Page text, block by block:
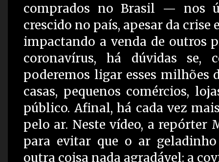
comprados no Brasil — nos
crescido no país, apesar da
impactando a venda de outros
coronavírus, há dúvidas
poderemos ligar esses milhões
casas, pequenos comércios,
público. Afinal, há cada vez
pelo ar. Neste vídeo, a repórter
para evitar que o ar
outra coisa nada agradável: a